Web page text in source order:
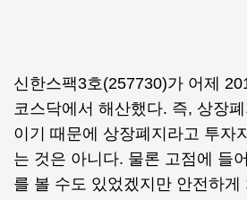
신한스팩3호(257730)가 어제
코스닥에서 해산했다. 즉, 상장
이기 때문에 상장폐지라고 투자
는 것은 아니다. 물론 고점에 들
를 볼 수도 있었겠지만 안전하게